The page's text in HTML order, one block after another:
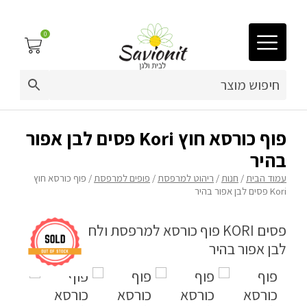
03-9212883
ריפוד לריהוט גן
פופים
ריהוט גן
כריות נוי
0
פוף כורסא חוץ Kori פסים לבן אפור
בהיר
עמוד הבית/ חנות/ ריהוט למרפסת/ פופים למרפסת/ פוף כורסא חוץ
Kori פסים לבן אפור בהיר